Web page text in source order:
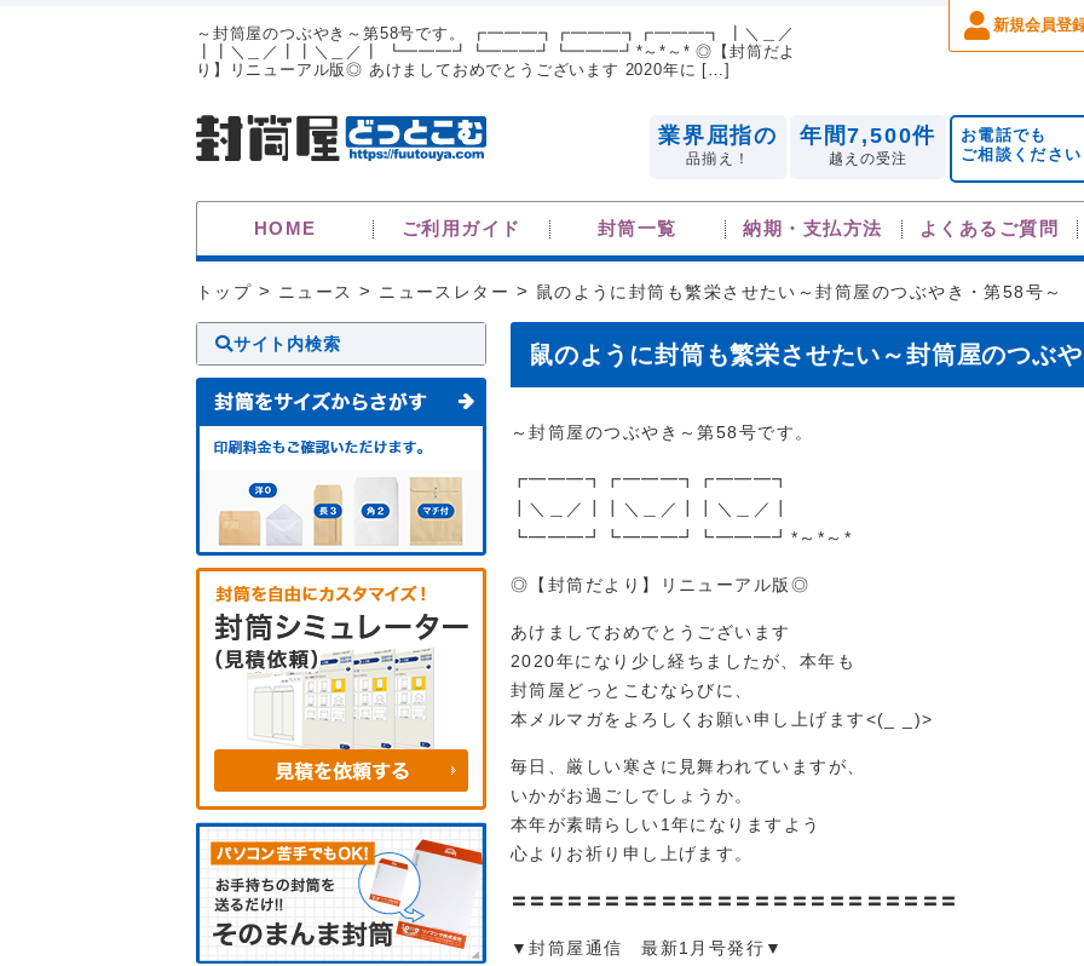
～封筒屋のつぶやき～第58号です。 ┏━━━┓┏━━━┓┏━━━┓ ┃＼＿／
┃┃＼＿／┃┃＼＿／┃ ┗━━━┛┗━━━┛┗━━━┛*～*～* ◎【封筒だよ
り】リニューアル版◎ あけましておめでとうございます 2020年に […]
新規会員登
業界屈指の
品揃え！
年間7,500件
越えの受注
お電話でも
ご相談ください
HOME ご利用ガイド 封筒一覧 納期・支払方法 よくあるご質問
トップ > ニュース > ニュースレター > 鼠のように封筒も繁栄させたい～封筒屋のつぶやき・第58号～
鼠のように封筒も繁栄させたい～封筒屋のつぶ
～封筒屋のつぶやき～第58号です。
┏━━━┓┏━━━┓┏━━━┓
┃＼＿／┃┃＼＿／┃┃＼＿／┃
┗━━━┛┗━━━┛┗━━━┛*～*～*
◎【封筒だより】リニューアル版◎
あけましておめでとうございます
2020年になり少し経ちましたが、本年も
封筒屋どっとこむならびに、
本メルマガをよろしくお願い申し上げます<(_ _)>
毎日、厳しい寒さに見舞われていますが、
いかがお過ごしでしょうか。
本年が素晴らしい1年になりますよう
心よりお祈り申し上げます。
〓〓〓〓〓〓〓〓〓〓〓〓〓〓〓〓〓〓〓〓〓〓〓〓
▼封筒屋通信 最新1月号発行▼
サイト内検索